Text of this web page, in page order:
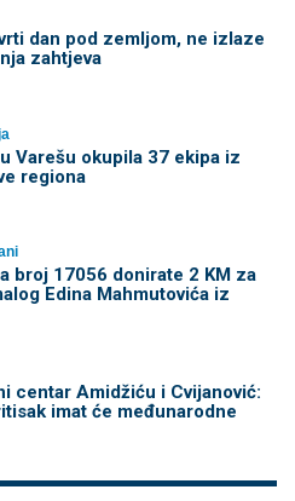
dan pod zemljom, ne izlaze
zahtjeva
Varešu okupila 37 ekipa iz
regiona
broj 17056 donirate 2 KM za
Edina Mahmutovića iz
centar Amidžiću i Cvijanović:
imat će međunarodne